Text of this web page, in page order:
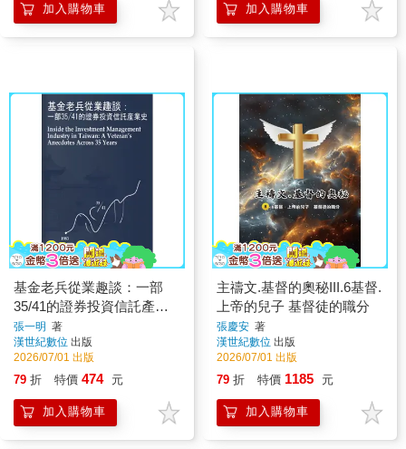
加入購物車 加入購物車
基金老兵從業趣談：一部
35/41的證券投資信託產業
史
張一明 著
漢世紀數位 出版
2026/07/01 出版
79 折 特價 474 元
加入購物車
主禱文.基督的奧秘III.6基督.
上帝的兒子 基督徒的職分
張慶安 著
漢世紀數位 出版
2026/07/01 出版
79 折 特價 1185 元
加入購物車